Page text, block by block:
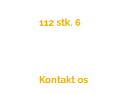
112 stk. 6
Kontakt os